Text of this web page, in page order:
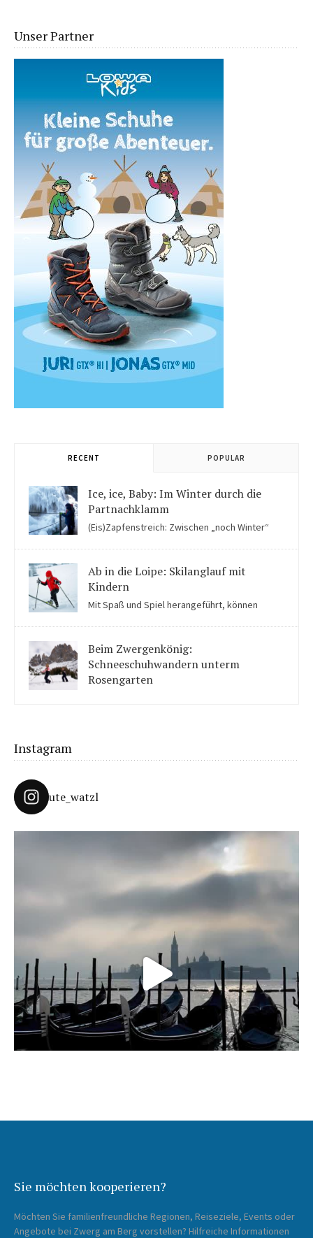
Unser Partner
RECENT POPULAR
Ice, ice, Baby: Im Winter durch die
Partnachklamm
(Eis)Zapfenstreich: Zwischen „noch Winter“
Ab in die Loipe: Skilanglauf mit
Kindern
Mit Spaß und Spiel herangeführt, können
Beim Zwergenkönig:
Schneeschuhwandern unterm
Rosengarten
Instagram
ute_watzl
Sie möchten kooperieren?
Möchten Sie familienfreundliche Regionen, Reiseziele, Events oder
Angebote bei Zwerg am Berg vorstellen? Hilfreiche Informationen